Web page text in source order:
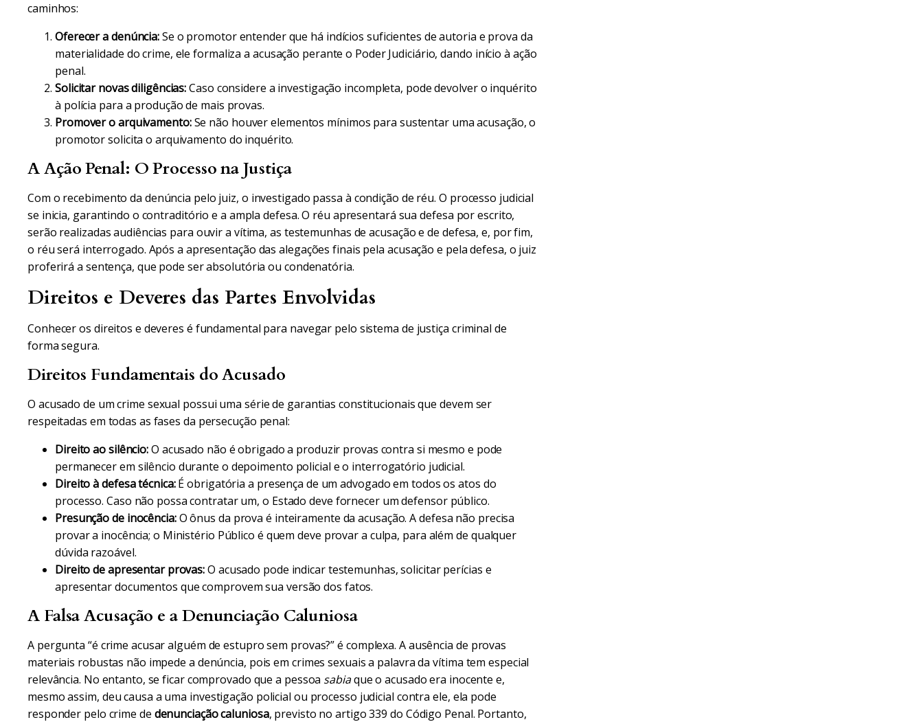
caminhos:
Oferecer a denúncia:Se o promotor entender que há indícios suficientes de autoria e prova da
materialidade do crime, ele formaliza a acusação perante o Poder Judiciário, dando início à ação
penal.
Solicitar novas diligências:Caso considere a investigação incompleta, pode devolver o inquérito
à polícia para a produção de mais provas.
Promover o arquivamento:Se não houver elementos mínimos para sustentar uma acusação, o
promotor solicita o arquivamento do inquérito.
A Ação Penal: O Processo na Justiça
Com o recebimento da denúncia pelo juiz, o investigado passa à condição de réu. O processo judicial
se inicia, garantindo o contraditório e a ampla defesa. O réu apresentará sua defesa por escrito,
serão realizadas audiências para ouvir a vítima, as testemunhas de acusação e de defesa, e, por fim,
o réu será interrogado. Após a apresentação das alegações finais pela acusação e pela defesa, o juiz
proferirá a sentença, que pode ser absolutória ou condenatória.
Direitos e Deveres das Partes Envolvidas
Conhecer os direitos e deveres é fundamental para navegar pelo sistema de justiça criminal de
forma segura.
Direitos Fundamentais do Acusado
O acusado de um crime sexual possui uma série de garantias constitucionais que devem ser
respeitadas em todas as fases da persecução penal:
Direito ao silêncio:O acusado não é obrigado a produzir provas contra si mesmo e pode
permanecer em silêncio durante o depoimento policial e o interrogatório judicial.
Direito à defesa técnica:É obrigatória a presença de um advogado em todos os atos do
processo. Caso não possa contratar um, o Estado deve fornecer um defensor público.
Presunção de inocência:O ônus da prova é inteiramente da acusação. A defesa não precisa
provar a inocência; o Ministério Público é quem deve provar a culpa, para além de qualquer
dúvida razoável.
Direito de apresentar provas:O acusado pode indicar testemunhas, solicitar perícias e
apresentar documentos que comprovem sua versão dos fatos.
A Falsa Acusação e a Denunciação Caluniosa
A pergunta “é crime acusar alguém de estupro sem provas?” é complexa. A ausência de provas
materiais robustas não impede a denúncia, pois em crimes sexuais a palavra da vítima tem especial
relevância. No entanto, se ficar comprovado que a pessoa sabiaque o acusado era inocente e,
mesmo assim, deu causa a uma investigação policial ou processo judicial contra ele, ela pode
responder pelo crime de denunciação caluniosa, previsto no artigo 339 do Código Penal. Portanto,